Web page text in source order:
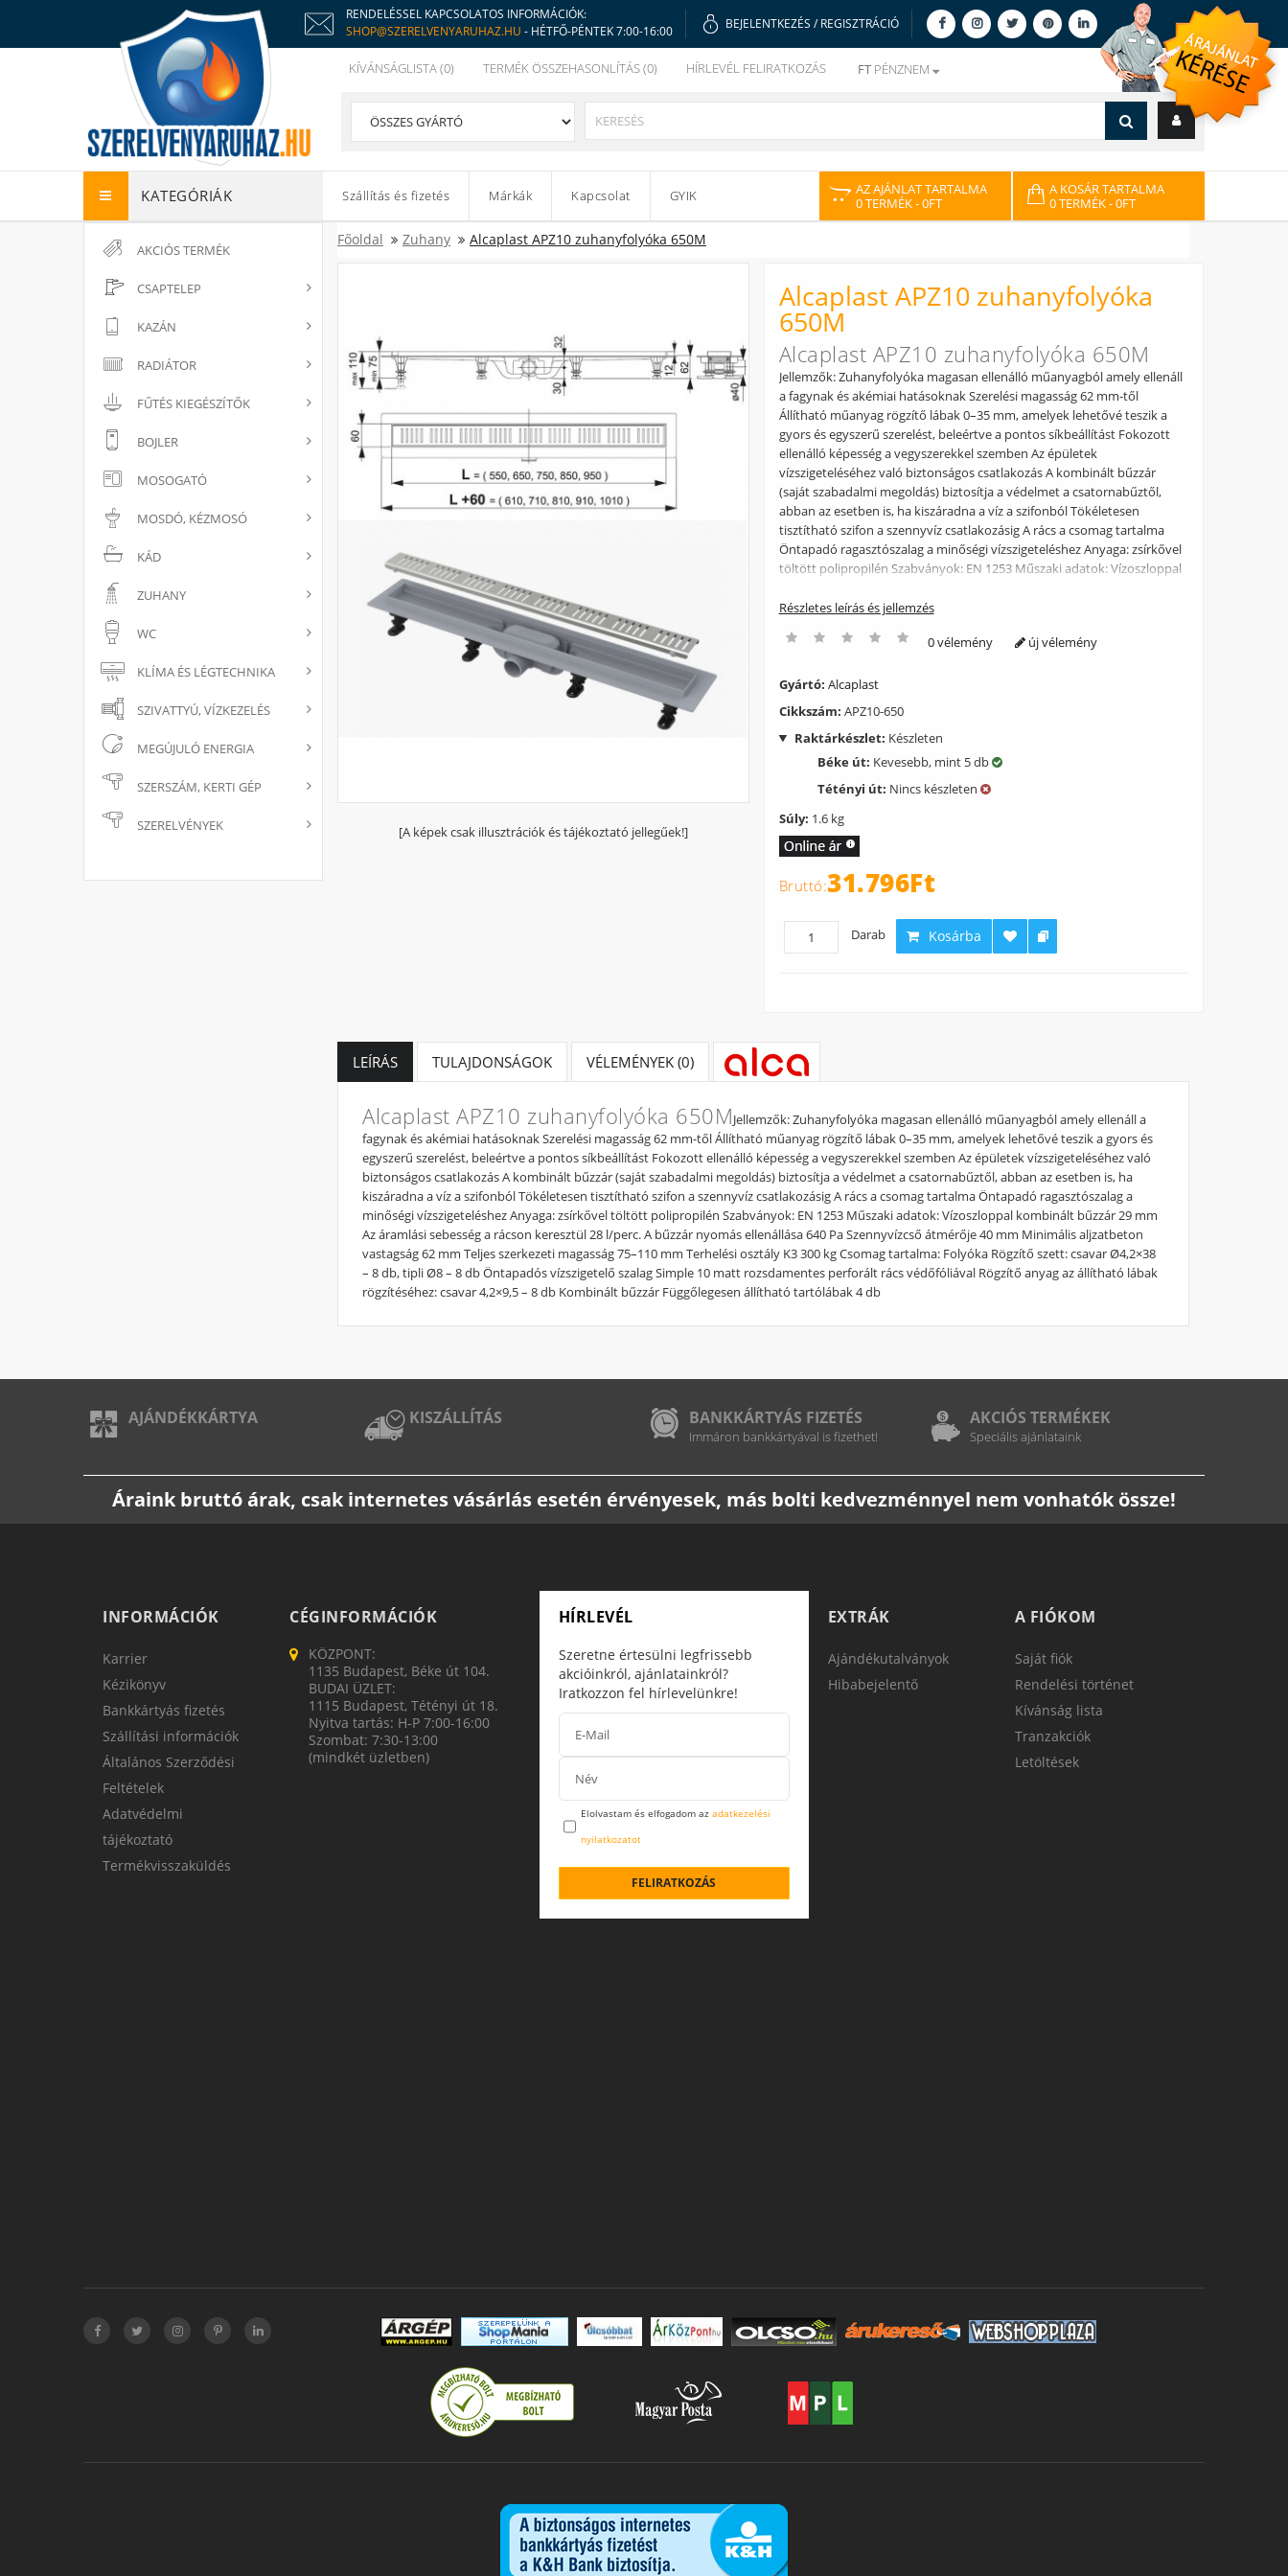
RENDELÉSSEL KAPCSOLATOS INFORMÁCIÓK:
SHOP@SZERELVENYARUHAZ.HU - HÉTFŐ-PÉNTEK 7:00-16:00
BEJELENTKEZÉS / REGISZTRÁCIÓ
KÍVÁNSÁGLISTA (0) TERMÉK ÖSSZEHASONLÍTÁS (0) HÍRLEVÉL FELIRATKOZÁS FT PÉNZNEM
KATEGÓRIÁK Szállítás és fizetés Márkák Kapcsolat GYIK
AZ AJÁNLAT TARTALMA
0 TERMÉK- 0FT
A KOSÁR TARTALMA
0 TERMÉK- 0FT
AKCIÓS TERMÉK
CSAPTELEP
KAZÁN
RADIÁTOR
FŰTÉS KIEGÉSZÍTŐK
BOJLER
MOSOGATÓ
MOSDÓ, KÉZMOSÓ
KÁD
ZUHANY
WC
KLÍMA ÉS LÉGTECHNIKA
SZIVATTYÚ, VÍZKEZELÉS
MEGÚJULÓ ENERGIA
SZERSZÁM, KERTI GÉP
SZERELVÉNYEK
Főoldal Zuhany Alcaplast APZ10 zuhanyfolyóka 650M
[A képek csak illusztrációk és tájékoztató jellegűek!]
Alcaplast APZ10 zuhanyfolyóka
650M
Alcaplast APZ10 zuhanyfolyóka 650M
Jellemzők: Zuhanyfolyóka magasan ellenálló műanyagból amely ellenáll
a fagynak és akémiai hatásoknak Szerelési magasság 62 mm-től
Állítható műanyag rögzítő lábak 0–35 mm, amelyek lehetővé teszik a
gyors és egyszerű szerelést, beleértve a pontos síkbeállítást Fokozott
ellenálló képesség a vegyszerekkel szemben Az épületek
vízszigeteléséhez való biztonságos csatlakozás A kombinált bűzzár
(saját szabadalmi megoldás) biztosítja a védelmet a csatornabűztől,
abban az esetben is, ha kiszáradna a víz a szifonból Tökéletesen
tisztítható szifon a szennyvíz csatlakozásig A rács a csomag tartalma
Öntapadó ragasztószalag a minőségi vízszigeteléshez Anyaga: zsírkővel
töltött polipropilén Szabványok: EN 1253 Műszaki adatok: Vízoszloppal
l/perc. A bűzzár nyomás ellenállása 640 Pa Szennyvízcső átmérője 40
75–110 mm Terhelési osztály K3 300 kg Csomag tartalma: Folyóka
vízszigetelő szalag Simple 10 matt rozsdamentes perforált rács
védőfóliával Rögzítő anyag az állítható lábak rögzítéséhez: csavar
4,2×9,5 – 8 db Kombinált bűzzár Függőlegesen állítható tartólábak 4 db
Részletes leírás és jellemzés
0 vélemény új vélemény
Gyártó: Alcaplast
Cikkszám: APZ10-650
Raktárkészlet: Készleten
Béke út: Kevesebb, mint 5 db
Tétényi út: Nincs készleten
Súly: 1.6 kg
31.796Ft
Darab Kosárba
LEÍRÁS TULAJDONSÁGOK VÉLEMÉNYEK (0)
Alcaplast APZ10 zuhanyfolyóka 650MJellemzők: Zuhanyfolyóka magasan ellenálló műanyagból amely ellenáll a
fagynak és akémiai hatásoknak Szerelési magasság 62 mm-től Állítható műanyag rögzítő lábak 0–35 mm, amelyek lehetővé teszik a gyors és
egyszerű szerelést, beleértve a pontos síkbeállítást Fokozott ellenálló képesség a vegyszerekkel szemben Az épületek vízszigeteléséhez való
biztonságos csatlakozás A kombinált bűzzár (saját szabadalmi megoldás) biztosítja a védelmet a csatornabűztől, abban az esetben is, ha
kiszáradna a víz a szifonból Tökéletesen tisztítható szifon a szennyvíz csatlakozásig A rács a csomag tartalma Öntapadó ragasztószalag a
minőségi vízszigeteléshez Anyaga: zsírkővel töltött polipropilén Szabványok: EN 1253 Műszaki adatok: Vízoszloppal kombinált bűzzár 29 mm
Az áramlási sebesség a rácson keresztül 28 l/perc. A bűzzár nyomás ellenállása 640 Pa Szennyvízcső átmérője 40 mm Minimális aljzatbeton
vastagság 62 mm Teljes szerkezeti magasság 75–110 mm Terhelési osztály K3 300 kg Csomag tartalma: Folyóka Rögzítő szett: csavar Ø4,2×38
– 8 db, tipli Ø8 – 8 db Öntapadós vízszigetelő szalag Simple 10 matt rozsdamentes perforált rács védőfóliával Rögzítő anyag az állítható lábak
rögzítéséhez: csavar 4,2×9,5 – 8 db Kombinált bűzzár Függőlegesen állítható tartólábak 4 db
AJÁNDÉKKÁRTYA KISZÁLLÍTÁS BANKKÁRTYÁS FIZETÉS
Immáron bankkártyával is fizethet!
AKCIÓS TERMÉKEK
Speciális ajánlataink
Áraink bruttó árak, csak internetes vásárlás esetén érvényesek, más bolti kedvezménnyel nem vonhatók össze!
INFORMÁCIÓK
Karrier
Kézikönyv
Bankkártyás fizetés
Szállítási információk
Általános Szerződési
Feltételek
Adatvédelmi
tájékoztató
Termékvisszaküldés
CÉGINFORMÁCIÓK
KÖZPONT:
1135 Budapest, Béke út 104.
BUDAI ÜZLET:
1115 Budapest, Tétényi út 18.
Nyitva tartás: H-P 7:00-16:00
Szombat: 7:30-13:00
(mindkét üzletben)
HÍRLEVÉL
Szeretne értesülni legfrissebb
akcióinkról, ajánlatainkról?
Iratkozzon fel hírlevelünkre!
Elolvastam és elfogadom az adatkezelési
nyilatkozatot
FELIRATKOZÁS
EXTRÁK
Ajándékutalványok
Hibabejelentő
A FIÓKOM
Saját fiók
Rendelési történet
Kívánság lista
Tranzakciók
Letöltések